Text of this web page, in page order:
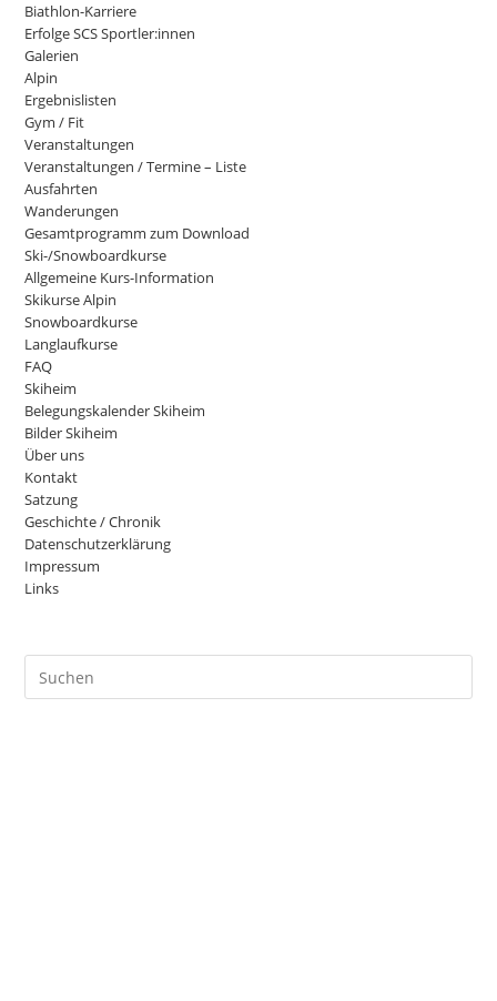
Biathlon-Karriere
Erfolge SCS Sportler:innen
Galerien
Alpin
Ergebnislisten
Gym / Fit
Veranstaltungen
Veranstaltungen / Termine – Liste
Ausfahrten
Wanderungen
Gesamtprogramm zum Download
Ski-/Snowboardkurse
Allgemeine Kurs-Information
Skikurse Alpin
Snowboardkurse
Langlaufkurse
FAQ
Skiheim
Belegungskalender Skiheim
Bilder Skiheim
Über uns
Kontakt
Satzung
Geschichte / Chronik
Datenschutzerklärung
Impressum
Links